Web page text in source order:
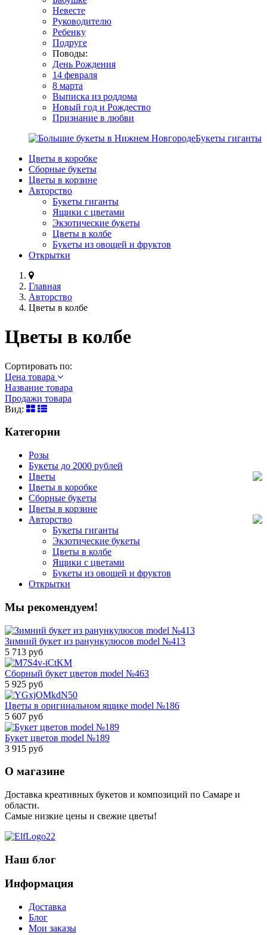
Невесте
Руководителю
Ребенку
Подруге
Поводы:
День Рождения
14 февраля
8 марта
Выписка из роддома
Новый год и Рождество
Признание в любви
Букеты гиганты
Цветы в коробке
Сборные букеты
Цветы в корзине
Авторство
Букеты гиганты
Ящики с цветами
Экзотические букеты
Цветы в колбе
Букеты из овощей и фруктов
Открытки
Главная
Авторство
Цветы в колбе
Цветы в колбе
Сортировать по:
Цена товара
Название товара
Продажи товара
Вид:
Категории
Розы
Букеты до 2000 рублей
Цветы
Цветы в коробке
Сборные букеты
Цветы в корзине
Авторство
Букеты гиганты
Экзотические букеты
Цветы в колбе
Ящики с цветами
Букеты из овощей и фруктов
Открытки
Мы рекомендуем!
Зимний букет из ранункулюсов model №413
5 713 руб
Сборный букет цветов model №463
5 925 руб
Цветы в оригинальном ящике model №186
5 607 руб
Букет цветов model №189
3 915 руб
О магазине
Доставка креативных букетов и композиций по Самаре и
области.
Самые низкие цены и свежие цветы!
Наш блог
Информация
Доставка
Блог
Мои заказы